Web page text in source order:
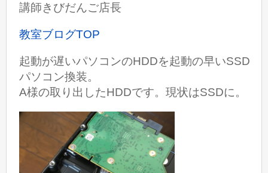
講師きびだんご店長
教室ブログTOP
起動が遅いパソコンのHDDを起動の早いSSD
パソコン換装。
A様の取り出したHDDです。現状はSSDに。